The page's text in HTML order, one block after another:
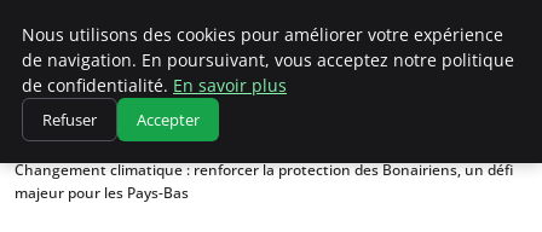
Climatedebtagents
Accueil
Changements climatiques
Changement climatique : renforcer la protection des Bonairiens, un défi
majeur pour les Pays-Bas
Nous utilisons des cookies pour améliorer votre expérience
de navigation. En poursuivant, vous acceptez notre politique
de confidentialité. En savoir plus
Refuser Accepter